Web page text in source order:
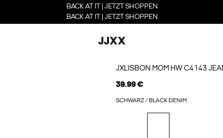
BACK AT IT | JETZT SHOPPEN
BACK AT IT | JETZT SHOPPEN
JXLISBON MOM HW C4143
39.99 €
SCHWARZ / BLACK DENIM